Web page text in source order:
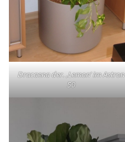
Dracaena der. ‚Lemon‘ im Astron
50